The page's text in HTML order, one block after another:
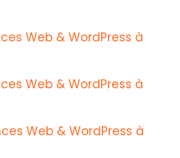
Web & WordPress à
Web & WordPress à
Web & WordPress à